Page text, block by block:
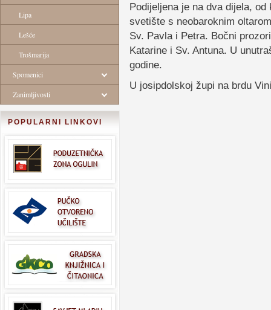
Lipa
Lešće
Trošmarija
Spomenici
Zanimljivosti
POPULARNI LINKOVI
Podijeljena je na dva dijela,
svetište s neobaroknim
Sv. Pavla i Petra. Bočni
Katarine i Sv. Antuna. U
godine.
U josipdolskoj župi na brdu